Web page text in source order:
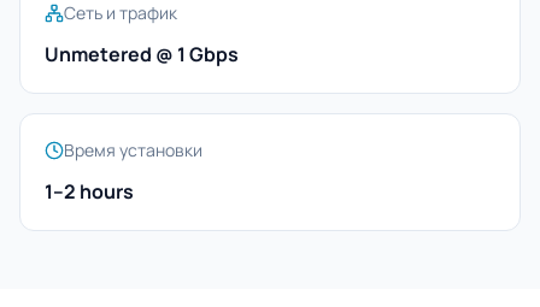
Сеть и трафик
Unmetered @ 1 Gbps
Время установки
1–2 hours